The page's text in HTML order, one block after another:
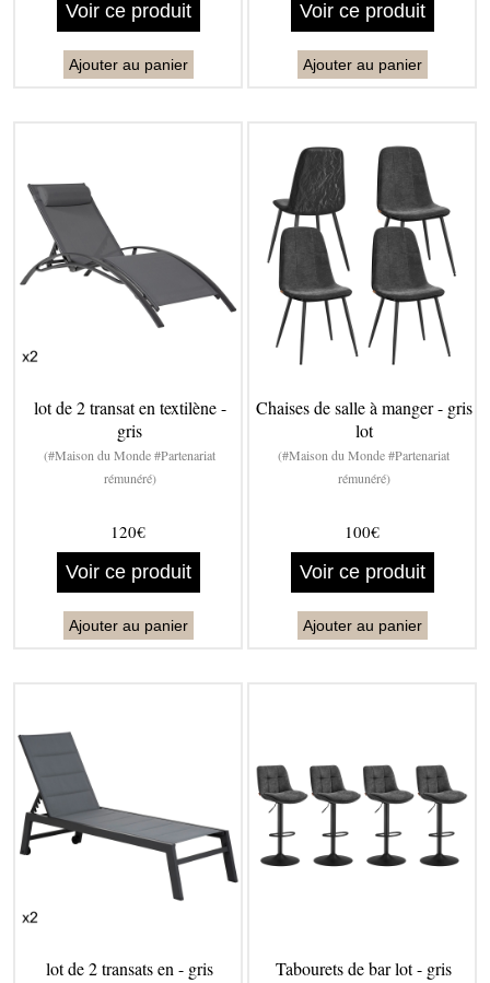
Voir ce produit
Ajouter au panier
Voir ce produit
Ajouter au panier
lot de 2 transat en textilène -
gris
(#Maison du Monde #Partenariat
rémunéré)
120€
Voir ce produit
Ajouter au panier
Chaises de salle à manger - gris
lot
(#Maison du Monde #Partenariat
rémunéré)
100€
Voir ce produit
Ajouter au panier
lot de 2 transats en - gris Tabourets de bar lot - gris